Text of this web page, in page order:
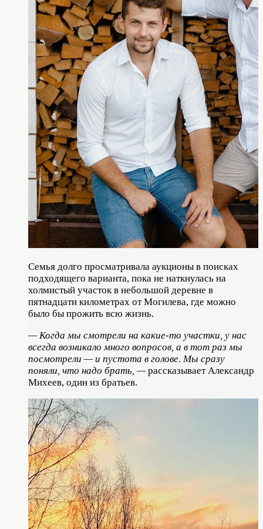
Семья долго просматривала аукционы в поисках
подходящего варианта, пока не наткнулась на
холмистый участок в небольшой деревне в
пятнадцати километрах от Могилева, где можно
было бы прожить всю жизнь.
— Когда мы смотрели на какие-то участки, у нас
всегда возникало много вопросов, а в тот раз мы
посмотрели — и пустота в голове. Мы сразу
поняли, что надо брать, —рассказывает Александр
Михеев, один из братьев.